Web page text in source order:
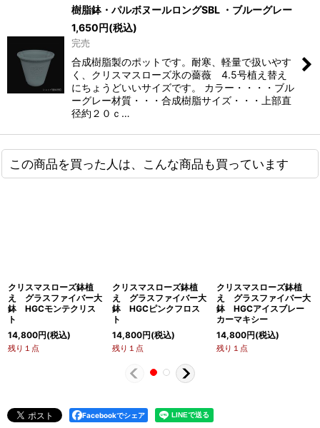
樹脂鉢・パルボヌールロングSBL ・ブルーグレー
1,650円(税込)
完売
合成樹脂製のポットです。耐寒、軽量で扱いやす
く、クリスマスローズ氷の薔薇 4.5号植え替え
にちょうどいいサイズです。 カラー・・・・ブル
ーグレー材質・・・合成樹脂サイズ・・・上部直
径約２０ｃ…
この商品を買った人は、こんな商品も買っています
クリスマスローズ鉢植
え グラスファイバー大
鉢 HGCモンテクリス
ト
14,800円(税込)
残り１点
クリスマスローズ鉢植
え グラスファイバー大
鉢 HGCピンクフロス
ト
14,800円(税込)
残り１点
クリスマスローズ鉢植
え グラスファイバー大
鉢 HGCアイスブレー
カーマキシー
14,800円(税込)
残り１点
Facebookでシェア